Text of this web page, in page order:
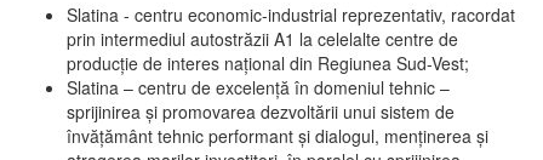
Slatina - centru economic-industrial reprezentativ, racordat
prin intermediul autostrăzii A1 la celelalte centre de
producţie de interes naţional din Regiunea Sud-Vest;
Slatina – centru de excelenţă în domeniul tehnic –
sprijinirea şi promovarea dezvoltării unui sistem de
învăţământ tehnic performant şi dialogul, menţinerea şi